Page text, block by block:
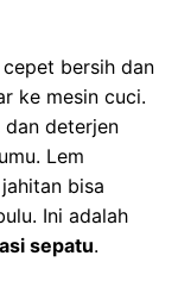
cepet bersih dan
ke mesin cuci.
dan deterjen
Lem
bisa
Ini adalah
sepatu.